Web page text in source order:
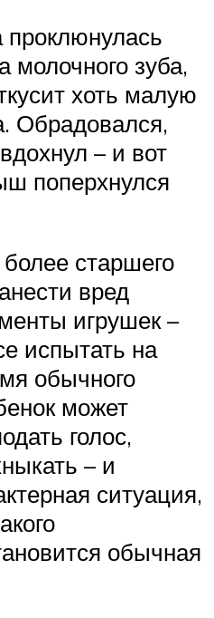
проклюнулась
молочного зуба,
хоть малую
Обрадовался,
– и вот
поперхнулся
старшего
вред
игрушек –
испытать на
обычного
может
голос,
– и
ситуация,
обычная